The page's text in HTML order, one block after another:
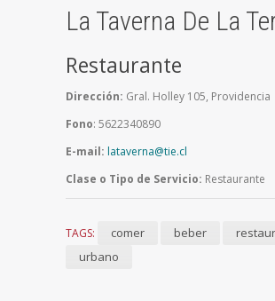
La Taverna De La
Restaurante
Dirección: Gral. Holley 105, Providencia
Fono: 5622340890
E-mail: lataverna@tie.cl
Clase o Tipo de Servicio: Restaurante
TAGS: comer beber
urbano